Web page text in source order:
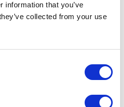
information that you’ve
collected from your use